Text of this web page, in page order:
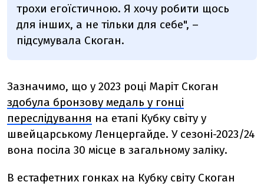
трохи егоїстичною. Я хочу робити щось
для інших, а не тільки для себе", –
підсумувала Скоган.
Зазначимо, що у 2023 році Маріт Скоган
здобула бронзову медаль у гонці
переслідування на етапі Кубку світу у
швейцарському Ленцергайде. У сезоні-2023/24
вона посіла 30 місце в загальному заліку.
В естафетних гонках на Кубку світу Скоган